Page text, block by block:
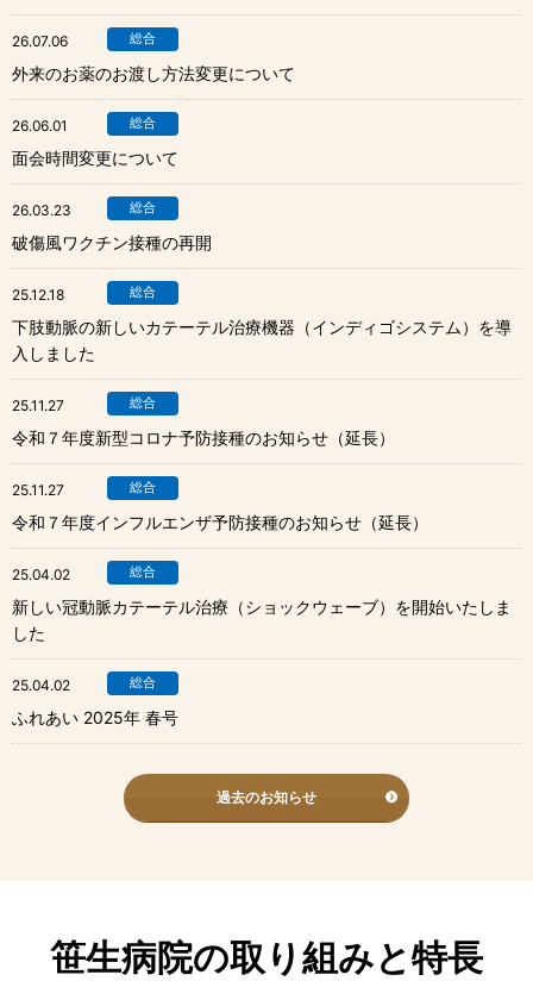
26.07.06 総合
外来のお薬のお渡し方法変更について
26.06.01 総合
面会時間変更について
26.03.23 総合
破傷風ワクチン接種の再開
25.12.18 総合
下肢動脈の新しいカテーテル治療機器（インディゴシステム）を導
入しました
25.11.27 総合
令和７年度新型コロナ予防接種のお知らせ（延長）
25.11.27 総合
令和７年度インフルエンザ予防接種のお知らせ（延長）
25.04.02 総合
新しい冠動脈カテーテル治療（ショックウェーブ）を開始いたしま
した
25.04.02 総合
ふれあい 2025年 春号
過去のお知らせ
笹生病院の取り組みと特長